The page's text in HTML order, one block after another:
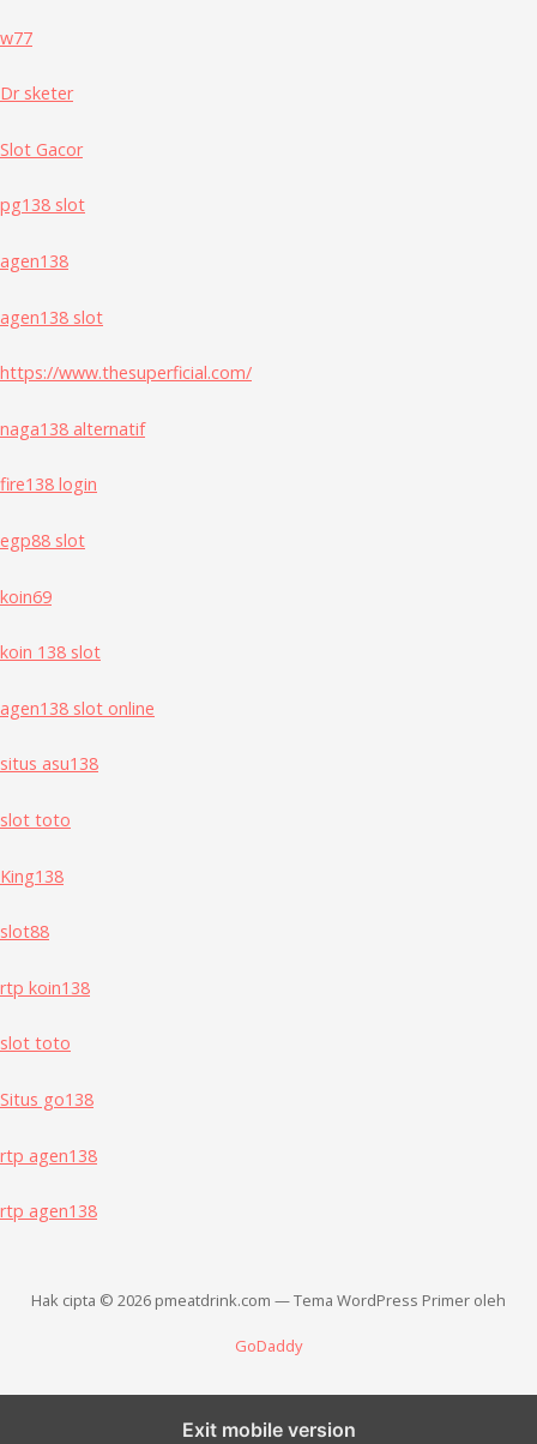
w77
Dr sketer
Slot Gacor
pg138 slot
agen138
agen138 slot
https://www.thesuperficial.com/
naga138 alternatif
fire138 login
egp88 slot
koin69
koin 138 slot
agen138 slot online
situs asu138
slot toto
King138
slot88
rtp koin138
slot toto
Situs go138
rtp agen138
rtp agen138
Hak cipta © 2026 pmeatdrink.com — Tema WordPress Primer oleh
GoDaddy
Exit mobile version